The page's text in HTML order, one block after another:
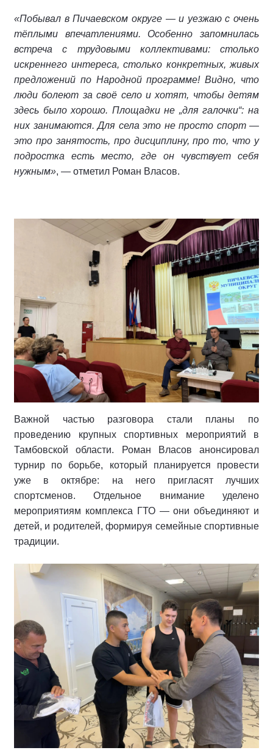
«Побывал в Пичаевском округе — и уезжаю с очень
тёплыми впечатлениями. Особенно запомнилась
встреча с трудовыми коллективами: столько
искреннего интереса, столько конкретных, живых
предложений по Народной программе! Видно, что
люди болеют за своё село и хотят, чтобы детям
здесь было хорошо. Площадки не „для галочки“: на
них занимаются. Для села это не просто спорт —
это про занятость, про дисциплину, про то, что у
подростка есть место, где он чувствует себя
нужным», — отметил Роман Власов.
Важной частью разговора стали планы по
проведению крупных спортивных мероприятий в
Тамбовской области. Роман Власов анонсировал
турнир по борьбе, который планируется провести
уже в октябре: на него пригласят лучших
спортсменов. Отдельное внимание уделено
мероприятиям комплекса ГТО — они объединяют и
детей, и родителей, формируя семейные спортивные
традиции.